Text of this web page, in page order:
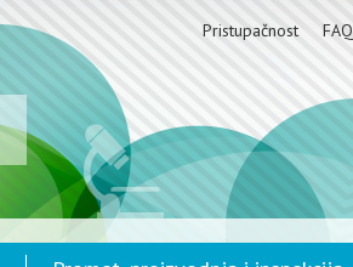
Pristupačnost FAQ